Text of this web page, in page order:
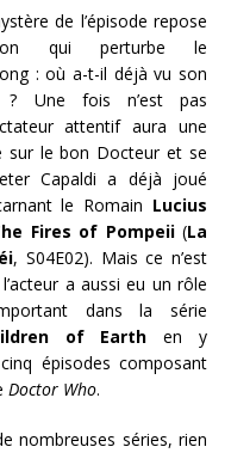
de l’épisode repose
qui perturbe le
: où a-t-il déjà vu son
? Une fois n’est pas
attentif aura une
sur le bon Docteur et se
Capaldi a déjà joué
le Romain Lucius
Fires of Pompeii(La
, S04E02). Mais ce n’est
a aussi eu un rôle
dans la série
of Earthen y
épisodes composant
Doctor Who.
nombreuses séries, rien